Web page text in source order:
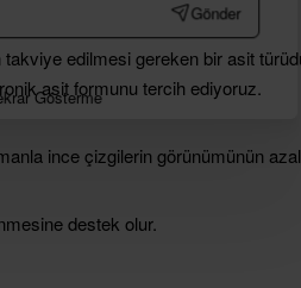
Gönder
Gösterme
edilmesi gereken bir asit
asit formunu tercih ediyoruz.
ince çizgilerin görünümünün
destek olur.